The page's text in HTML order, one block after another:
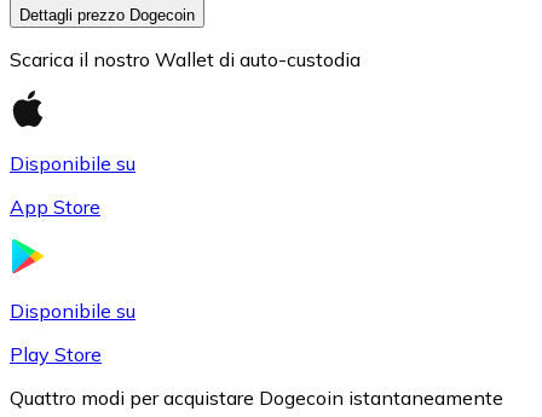
Dettagli prezzo Dogecoin
Scarica il nostro Wallet di auto-custodia
Disponibile su
App Store
Disponibile su
Play Store
Quattro modi per acquistare Dogecoin istantaneamente